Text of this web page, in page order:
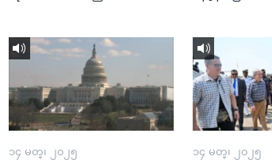
၁၄ မတ္၊ ၂၀၂၅ ၁၄ မတ္၊ ၂၀၂၅